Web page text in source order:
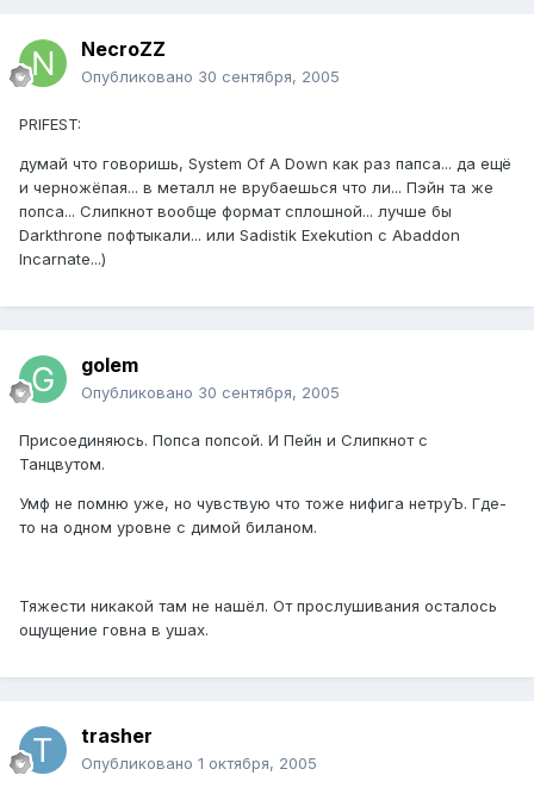
NecroZZ
Опубликовано 30 сентября, 2005
PRIFEST:
думай что говоришь, System Of A Down как раз папса... да ещё
и черножёпая... в металл не врубаешься что ли... Пэйн та же
попса... Слипкнот вообще формат сплошной... лучше бы
Darkthrone пофтыкали... или Sadistik Exekution c Abaddon
Incarnate...)
golem
Опубликовано 30 сентября, 2005
Присоединяюсь. Попса попсой. И Пейн и Слипкнот с
Танцвутом.
Умф не помню уже, но чувствую что тоже нифига нетруЪ. Где-
то на одном уровне с димой биланом.
Тяжести никакой там не нашёл. От прослушивания осталось
ощущение говна в ушах.
trasher
Опубликовано 1 октября, 2005